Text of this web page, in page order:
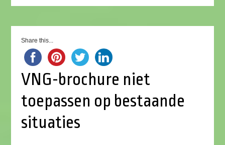
Share this...
VNG-brochure niet
toepassen op bestaande
situaties